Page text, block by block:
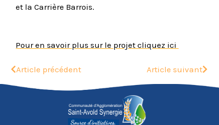
et la Carrière Barrois.
Pour en savoir plus sur le projet cliquez ici
Article précédent Article suivant